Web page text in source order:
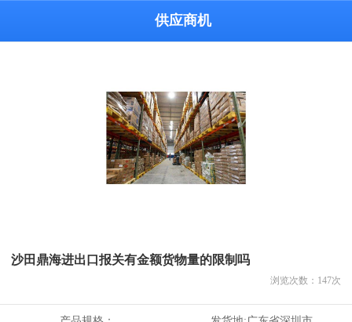
供应商机
沙田鼎海进出口报关有金额货物量的限制吗
浏览次数： 147次